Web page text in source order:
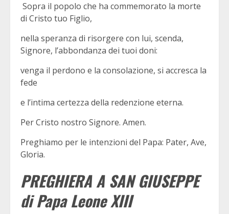
Sopra il popolo che ha commemorato la morte
di Cristo tuo Figlio,
nella speranza di risorgere con lui, scenda,
Signore, l’abbondanza dei tuoi doni:
venga il perdono e la consolazione, si accresca la
fede
e l’intima certezza della redenzione eterna.
Per Cristo nostro Signore. Amen.
Preghiamo per le intenzioni del Papa: Pater, Ave,
Gloria.
PREGHIERA A SAN GIUSEPPE
di Papa Leone XIII